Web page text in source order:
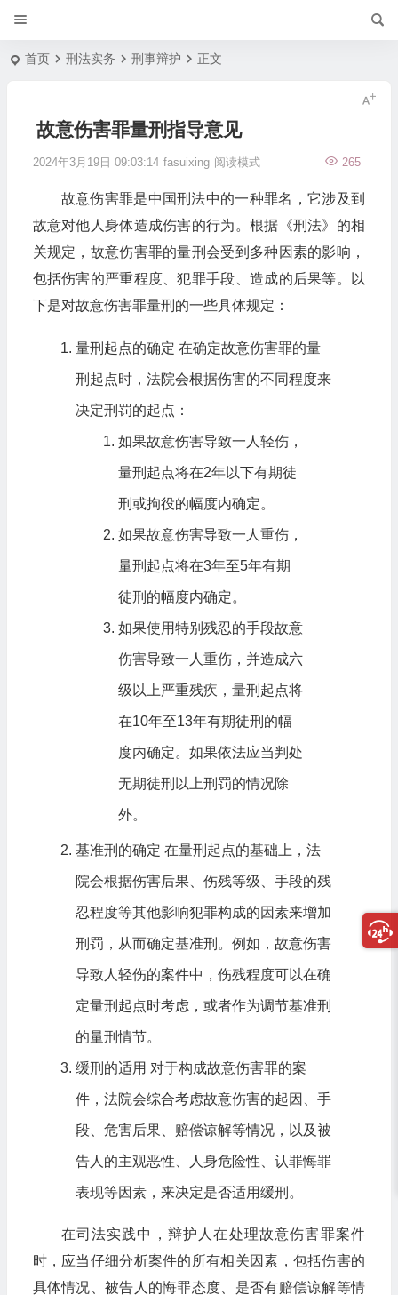
首页 刑法实务 刑事辩护 正文
故意伤害罪量刑指导意见
2024年3月19日 09:03:14 fasuixing 265
阅读模式
故意伤害罪是中国刑法中的一种罪名，它涉及到
故意对他人身体造成伤害的行为。根据《刑法》的相
关规定，故意伤害罪的量刑会受到多种因素的影响，
包括伤害的严重程度、犯罪手段、造成的后果等。以
下是对故意伤害罪量刑的一些具体规定：
量刑起点的确定 在确定故意伤害罪的量
刑起点时，法院会根据伤害的不同程度来
决定刑罚的起点：
如果故意伤害导致一人轻伤，
量刑起点将在2年以下有期徒
刑或拘役的幅度内确定。
如果故意伤害导致一人重伤，
量刑起点将在3年至5年有期
徒刑的幅度内确定。
如果使用特别残忍的手段故意
伤害导致一人重伤，并造成六
级以上严重残疾，量刑起点将
在10年至13年有期徒刑的幅
度内确定。如果依法应当判处
无期徒刑以上刑罚的情况除
外。
基准刑的确定 在量刑起点的基础上，法
院会根据伤害后果、伤残等级、手段的残
忍程度等其他影响犯罪构成的因素来增加
刑罚，从而确定基准刑。例如，故意伤害
导致人轻伤的案件中，伤残程度可以在确
定量刑起点时考虑，或者作为调节基准刑
的量刑情节。
缓刑的适用 对于构成故意伤害罪的案
件，法院会综合考虑故意伤害的起因、手
段、危害后果、赔偿谅解等情况，以及被
告人的主观恶性、人身危险性、认罪悔罪
表现等因素，来决定是否适用缓刑。
在司法实践中，辩护人在处理故意伤害罪案件
时，应当仔细分析案件的所有相关因素，包括伤害的
具体情况、被告人的悔罪态度、是否有赔偿谅解等情